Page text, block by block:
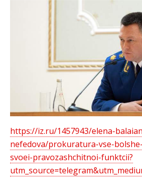
https://iz.ru/1457943/elena-
nefedova/prokuratura-vse-
svoei-pravozashchitnoi-funktcii?